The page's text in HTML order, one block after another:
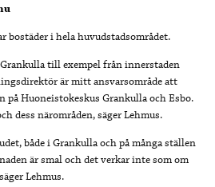
bostäder i hela huvudstadsområdet.
till exempel från innerstaden
är mitt ansvarsområde att
på Huoneistokeskus Grankulla och Esbo.
dess närområden, säger Lehmus.
både i Grankulla och på många ställen
är smal och det verkar inte som om
Lehmus.